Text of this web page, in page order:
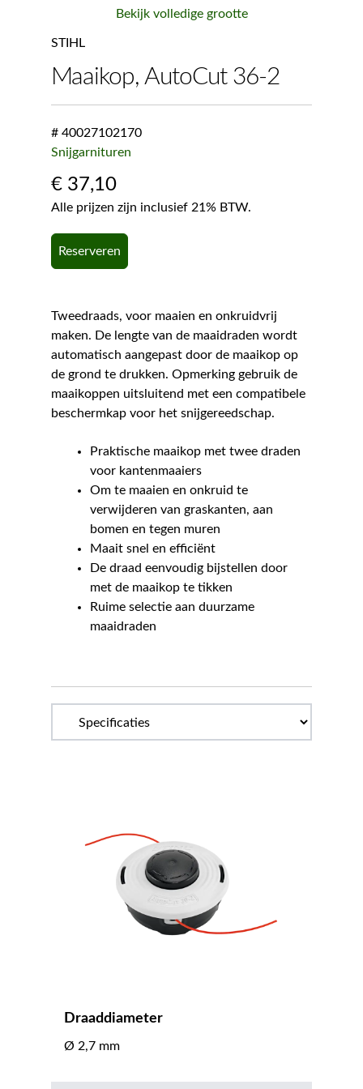
Bekijk volledige grootte
STIHL
Maaikop, AutoCut 36-2
# 40027102170
Snijgarnituren
€37,10
Alle prijzen zijn inclusief 21% BTW.
Reserveren
Tweedraads, voor maaien en onkruidvrij
maken. De lengte van de maaidraden wordt
automatisch aangepast door de maaikop op
de grond te drukken. Opmerking gebruik de
maaikoppen uitsluitend met een compatibele
beschermkap voor het snijgereedschap.
Praktische maaikop met twee draden
voor kantenmaaiers
Om te maaien en onkruid te
verwijderen van graskanten, aan
bomen en tegen muren
Maait snel en efficiënt
De draad eenvoudig bijstellen door
met de maaikop te tikken
Ruime selectie aan duurzame
maaidraden
Draaddiameter
Ø 2,7 mm